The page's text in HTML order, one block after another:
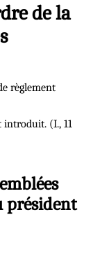
de la
règlement
introduit. (I., 11
président